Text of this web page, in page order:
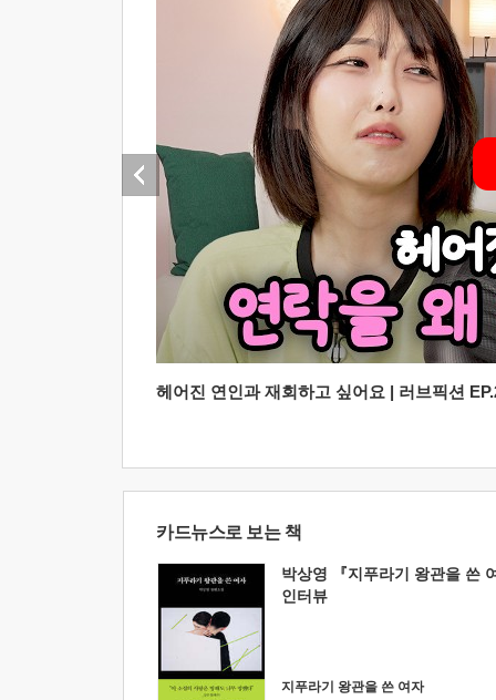
헤어진 연인과 재회하고 싶어요 | 러브픽션
카드뉴스로 보는 책
박상영 『지푸라기 왕관을 쓴
인터뷰
지푸라기 왕관을 쓴 여자